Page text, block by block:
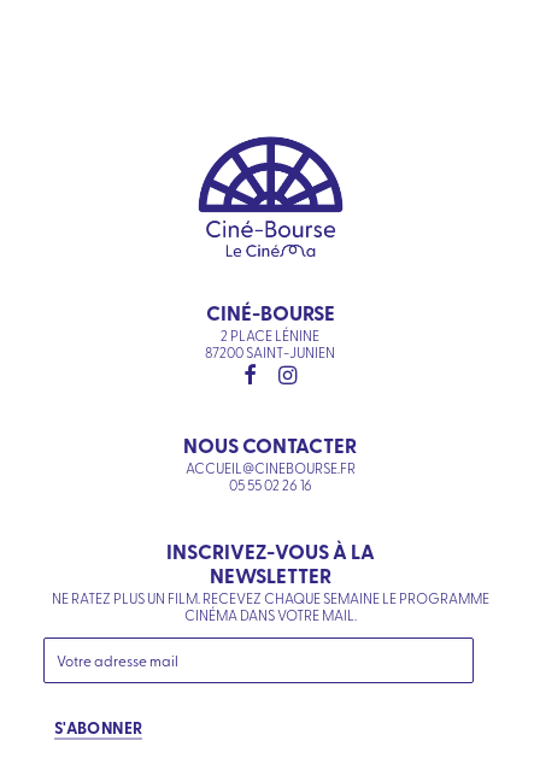
CINÉ-BOURSE
2 PLACE LÉNINE
87200 SAINT-JUNIEN
NOUS CONTACTER
ACCUEIL@CINEBOURSE.FR
05 55 02 26 16
INSCRIVEZ-VOUS À LA
NEWSLETTER
NE RATEZ PLUS UN FILM. RECEVEZ CHAQUE SEMAINE LE PROGRAMME
CINÉMA DANS VOTRE MAIL.
S'ABONNER